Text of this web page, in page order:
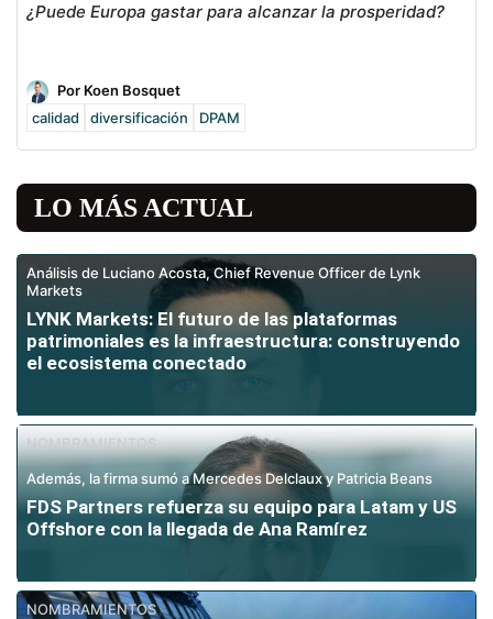
¿Puede Europa gastar para alcanzar la prosperidad?
Por Koen Bosquet
calidad
diversificación DPAM
LO MÁS ACTUAL
Análisis de Luciano Acosta, Chief Revenue Officer de Lynk
Markets
LYNK Markets: El futuro de las plataformas
patrimoniales es la infraestructura: construyendo
el ecosistema conectado
NOMBRAMIENTOS
Además, la firma sumó a Mercedes Delclaux y Patricia Beans
FDS Partners refuerza su equipo para Latam y US
Offshore con la llegada de Ana Ramírez
NOMBRAMIENTOS